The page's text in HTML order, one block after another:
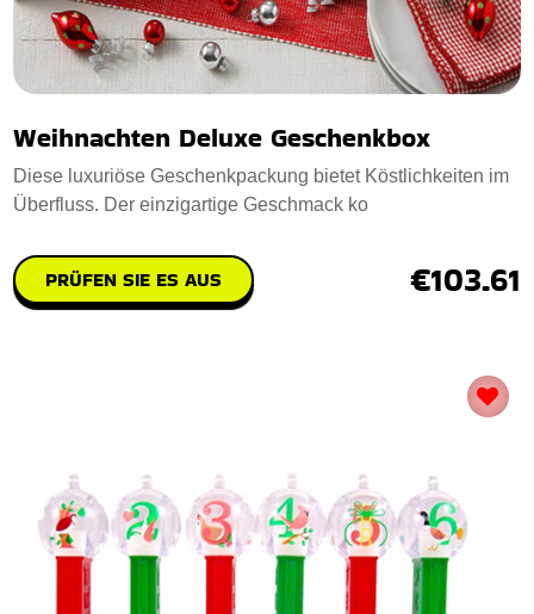
Weihnachten Deluxe Geschenkbox
Diese luxuriöse Geschenkpackung bietet Köstlichkeiten im
Überfluss. Der einzigartige Geschmack ko
PRÜFEN SIE ES AUS €103.61